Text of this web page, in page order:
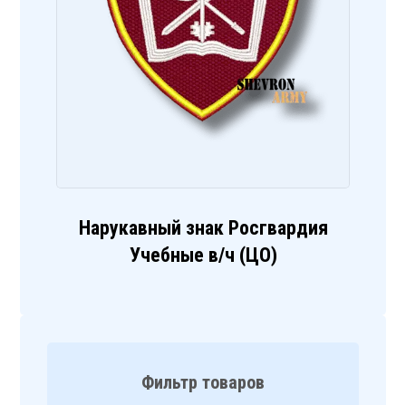
Нарукавный знак Росгвардия
Учебные в/ч (ЦО)
Фильтр товаров